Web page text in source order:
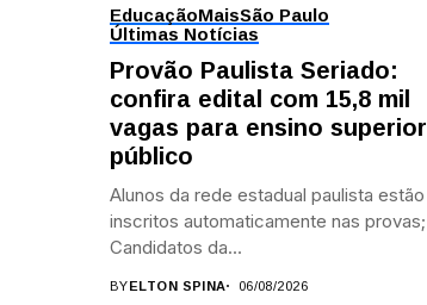
EducaçãoMaisSão Paulo
Últimas Notícias
Provão Paulista Seriado:
confira edital com 15,8 mil
vagas para ensino superior
público
Alunos da rede estadual paulista estão
inscritos automaticamente nas provas;
Candidatos da...
BYELTON SPINA 06/08/2026